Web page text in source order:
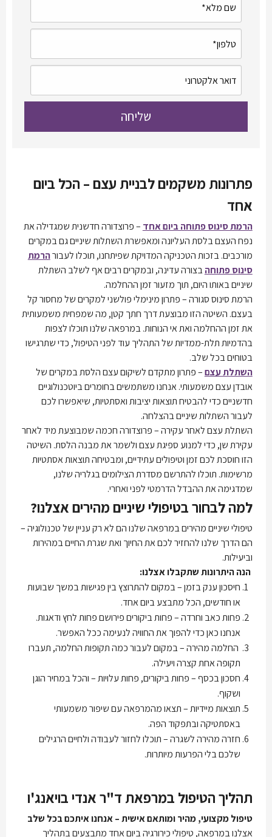
פתרונות משקמים לבניית עצם – הכל ביום
אחד
הרמת סינוס פתוחה ביום אחד – פרוצדורה חדשנית שמגדילה את
נפח העצם בלסת העליונה ומאפשרת השתלות שיניים גם במקרים
מורכבים. בזכות הטכניקה המדויקת שפיתחנו, תוכלו לעבורהרמת
סינוס פתוחהבצורה עדינה, ובמקרים רבים אף לשלב השתלת
שיניים באותו היום, תוך מזעור זמן ההחלמה.
הרמת סינוס סגורה – פתרון מינימלי פולשני למקרים של מחסור קל
בעצם. השיטה הזו מבוצעת דרך חתך קטן, מה שמפחית משמעותית
את זמן ההחלמה ואת אי הנוחות. במרפאה שלנו תוכלו לצפות
בהדמיות תלת-ממדיות של התהליך עוד לפני הטיפול, כדי שתרגישו
בטוחים בכל שלב.
השתלת עצם– פתרון מתקדם לשיקום עצם הלסת במקרים של
אובדן עצם משמעותי. אנחנו משתמשים בחומרים ביוטכנולוגיים
חדשניים כדי להבטיח תוצאות יציבות ואסתטיות, שיאפשרו לכם
לעבור השתלות שיניים בהצלחה.
השתלת עצם לאחר עקירה – פרוצדורה חכמה שמבוצעת מיד לאחר
עקירת שן, כדי למנוע ספיגת עצם ולשמר את מבנה הלסת. השיטה
הזו חוסכת לכם זמן וטיפולים עתידיים, ומבטיחה תוצאות אסתטיות
מרשימות. תוכלו להתרשם מסדרת הצילומים בגלריה שלנו,
שמדגימה את ההבדל הדרמטי לפני ואחרי.
למה לבחור בטיפולי שיניים מהירים אצלנו?
טיפולי שיניים מהירים במרפאה שלנו הם לא רק עניין של טכנולוגיה –
הם הדרך שלנו להחזיר לכם את החיוך ואת שגרת החיים במהירות
וביעילות.
הנה היתרונות שתקבלו אצלנו:
חיסכון ענק בזמן – במקום להתרוצץ בין פגישות במשך שבועות
או חודשים, הכל מתבצע ביום אחד.
פחות כאב וחרדה – פחות ביקורים פירושם פחות לחץ ודאגות.
אנחנו כאן כדי להפוך את החוויה לנעימה ככל האפשר.
החלמה מהירה – במקום לעבור כמה תקופות החלמה, תעברו
תקופה אחת קצרה ויעילה.
חסכון בכסף – פחות ביקורים, פחות עלויות – והכל במחיר הוגן
ושקוף.
תוצאות מיידיות – תצאו מהמרפאה עם שיפור משמעותי
באסתטיקה ובתפקוד הפה.
חזרה מהירה לשגרה – תוכלו לחזור לעבודה ולחיים הרגילים
שלכם בלי הפרעות מיותרות.
תהליך הטיפול במרפאת ד"ר אנדי בויאנג'ו
טיפול מקצועי, מהיר ומותאם אישית – אנחנו איתכם בכל שלב
אצלנו במרפאה, טיפולי כירורגיה ביום אחד מתבצעים בתהליך